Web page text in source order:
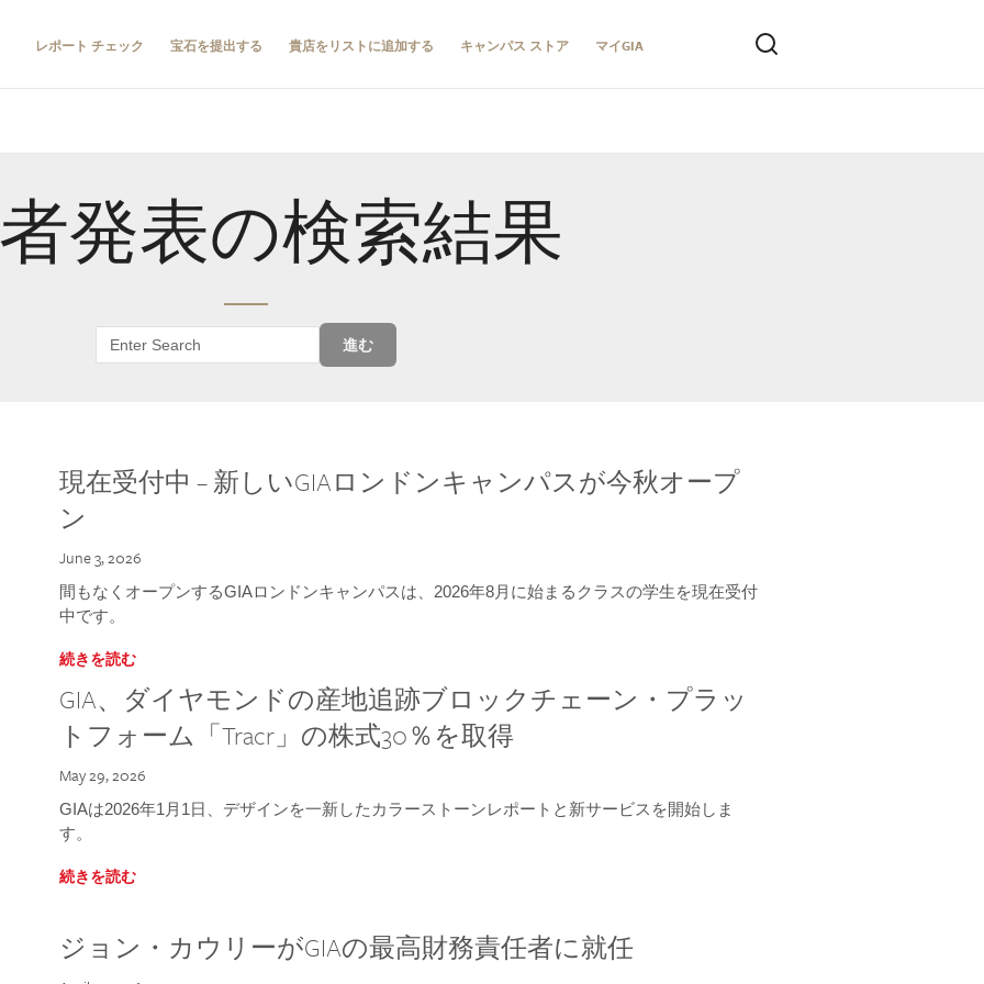
レポート チェック 宝石を提出する 貴店をリストに追加する キャンパス ストア マイGIA
発表の検索結果
進む
現在受付中 – 新しいGIAロンドンキャンパスが今秋オープ
ン
June 3, 2026
間もなくオープンするGIAロンドンキャンパスは、2026年8月に始まるクラスの学生を現在受付
中です。
続きを読む
GIA、ダイヤモンドの産地追跡ブロックチェーン・プラッ
トフォーム「Tracr」の株式30％を取得
May 29, 2026
GIAは2026年1月1日、デザインを一新したカラーストーンレポートと新サービスを開始しま
す。
続きを読む
ジョン・カウリーがGIAの最高財務責任者に就任